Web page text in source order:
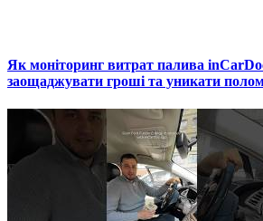
Як моніторинг витрат палива
заощаджувати гроші та уникати